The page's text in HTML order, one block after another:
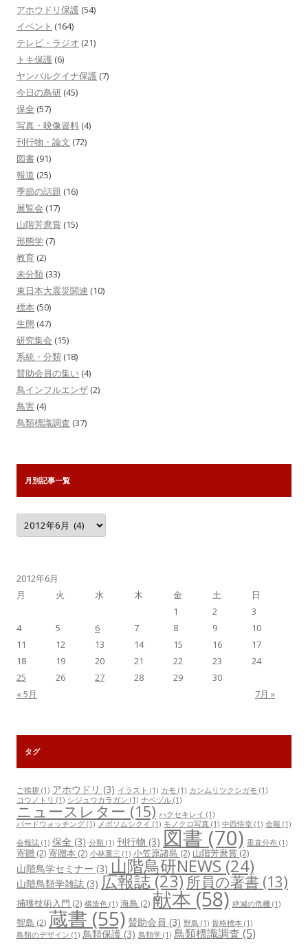
アホウドリ保護 (54)
イベント (164)
テレビ・ラジオ (21)
トキ保護 (6)
ヤンバルクイナ保護 (7)
今日の鳥研 (45)
保全 (57)
写真・映像資料 (4)
刊行物・論文 (72)
図書 (91)
報道 (25)
季節の話題 (16)
展覧会 (17)
山階芳麿賞 (15)
形態学 (7)
教育 (2)
未分類 (33)
東日本大震災関連 (10)
標本 (50)
生態 (47)
研究集会 (15)
系統・分類 (18)
賛助会員の集い (4)
鳥インフルエンザ (2)
鳥害 (4)
鳥類標識調査 (37)
月別記事一覧
月
別
記
2012年6月
月
火 水 木 金 土
日
1
2
3
4
5 6 7 8 9
10
11
12 13 14 15 16
17
18
19 20 21 22 23
24
25
26 27 28 29
30
« 5月
7月 »
タグ
ご挨拶 (1) アホウドリ (3) イラスト (1) カモ (1) カンムリツクシガモ (1)
コウノトリ (1) シジュウカラガン (1) ナベヅル (1)
ニュースレター(15) ハクセキレイ (1)
バードウォッチング (1) メボソムシクイ (1) モノクロ写真 (1) 中西悟堂 (1) 会報 (1)
会報誌 (1) 保全 (3) 分類 (1) 刊行物 (3) 図書(70) 垂直分布 (1)
寄贈 (2) 寄贈本 (2) 小林重三 (1) 小笠原諸島 (2) 山階芳麿賞(2)
山階鳥学セミナー (3) 山階鳥研NEWS(24)
山階鳥類学雑誌 (3) 広報誌(23)所員の著書 (13)
捕獲技術入門 (2) 構造色 (1) 海鳥 (2) 献本(58) 絶滅の危機 (1)
聟島 (2) 蔵書 (55) 賛助会員 (3) 野鳥 (1) 骨格標本 (1)
鳥類のデザイン (1) 鳥類保護 (3) 鳥類学 (1) 鳥類標識調査 (5)